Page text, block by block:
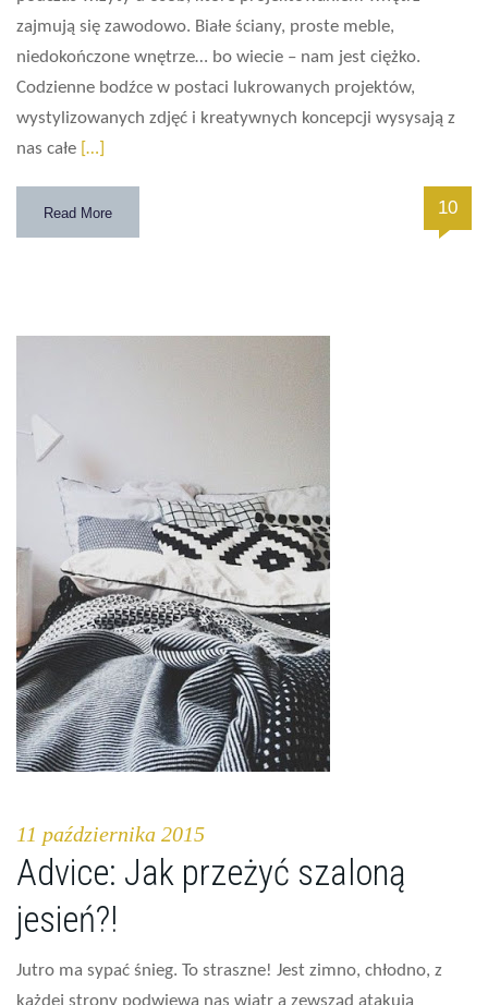
zajmują się zawodowo. Białe ściany, proste meble,
niedokończone wnętrze… bo wiecie – nam jest ciężko.
Codzienne bodźce w postaci lukrowanych projektów,
wystylizowanych zdjęć i kreatywnych koncepcji wysysają z
nas całe […]
Read More 10
11 października 2015
Advice: Jak przeżyć szaloną
jesień?!
Jutro ma sypać śnieg. To straszne! Jest zimno, chłodno, z